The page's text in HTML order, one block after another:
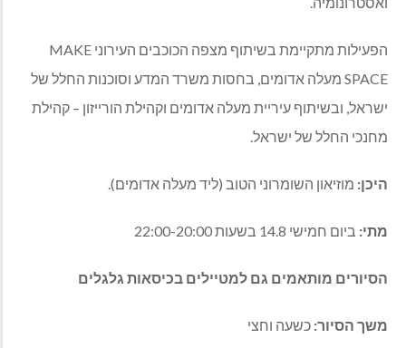
הפעילות מתקיימת בשיתוף מצפה הכוכבים העירוני MAKE
SPACE מעלה אדומים, בחסות משרד המדע וסוכנות החלל של
ישראל, ובשיתוף עיריית מעלה אדומים וקהילת הורייזון – קהילת
מחנכי החלל של ישראל.
היכן: מוזיאון השומרוני הטוב (ליד מעלה אדומים).
מתי: ביום חמישי 14.8 בשעות 22:00-20:00
הסיורים מותאמים גם למטיילים בכיסאות גלגלים
משך הסיור: כשעה וחצי